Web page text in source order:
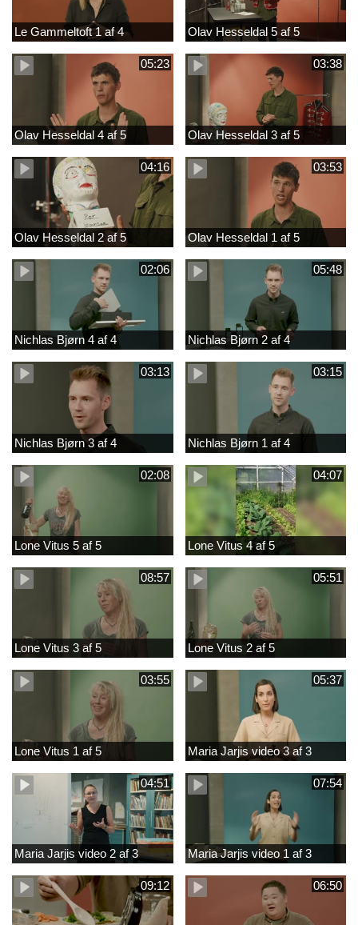
Le Gammeltoft 1 af 4 Olav Hesseldal 5 af 5
05:23
Olav Hesseldal 4 af 5
03:38
Olav Hesseldal 3 af 5
04:16
Olav Hesseldal 2 af 5
03:53
Olav Hesseldal 1 af 5
02:06
Nichlas Bjørn 4 af 4
05:48
Nichlas Bjørn 2 af 4
03:13
Nichlas Bjørn 3 af 4
03:15
Nichlas Bjørn 1 af 4
02:08
Lone Vitus 5 af 5
04:07
Lone Vitus 4 af 5
08:57
Lone Vitus 3 af 5
05:51
Lone Vitus 2 af 5
03:55
Lone Vitus 1 af 5
05:37
Maria Jarjis video 3 af 3
04:51
Maria Jarjis video 2 af 3
07:54
Maria Jarjis video 1 af 3
09:12 06:50